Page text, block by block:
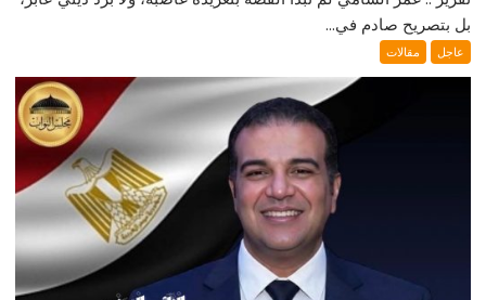
بل بتصريح صادم في...
عاجل مقالات